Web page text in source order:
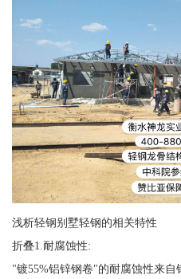
浅析轻钢别墅轻钢的相关特性
折叠1.耐腐蚀性:
"镀55%铝锌钢卷"的耐腐蚀性来